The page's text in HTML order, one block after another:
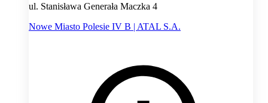
ul. Stanisława Generała Maczka 4
Nowe Miasto Polesie IV B | ATAL S.A.